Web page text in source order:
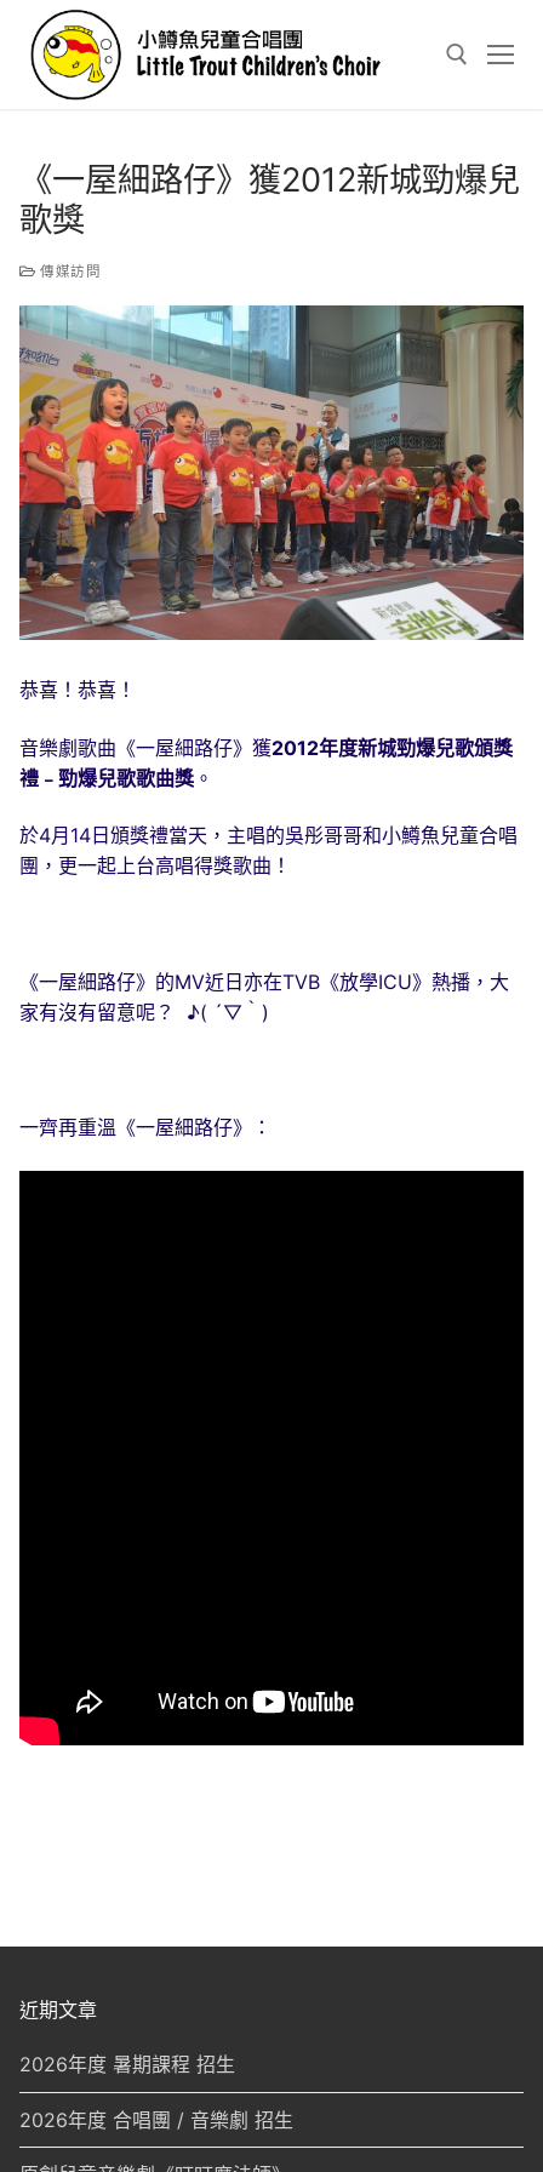
content
《一屋細路仔》獲2012新城勁爆兒
歌獎
傳媒訪問
恭喜！恭喜！
音樂劇歌曲《一屋細路仔》獲2012年度新城勁爆兒歌頒獎
禮﹣勁爆兒歌歌曲獎 。
於4月14日頒獎禮當天，主唱的吳彤哥哥和小鱒魚兒童合唱
團，更一起上台高唱得獎歌曲！
《一屋細路仔》的MV近日亦在TVB《放學ICU》熱播，大
家有沒有留意呢？ ♪( ´▽｀)
一齊再重溫《一屋細路仔》：
近期文章
2026年度 暑期課程 招生
2026年度 合唱團 / 音樂劇 招生